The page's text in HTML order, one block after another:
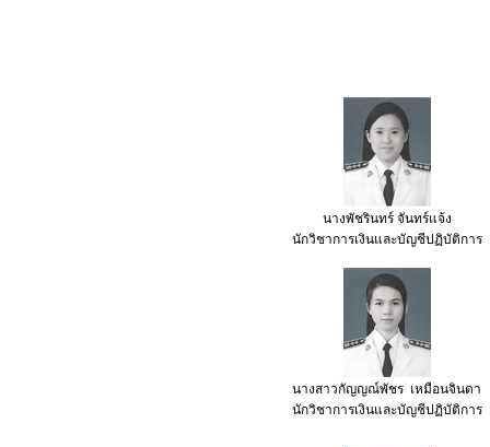
นางพัชรินทร์ จันทร์แจ้ง
นักวิชาการเงินและบัญชีปฏิบัติการ
นางสาวกัญญณ์พัชร เหมือนจินดา
นักวิชาการเงินและบัญชีปฏิบัติการ